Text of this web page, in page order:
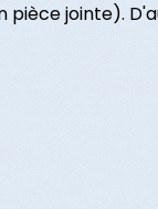
jointe).